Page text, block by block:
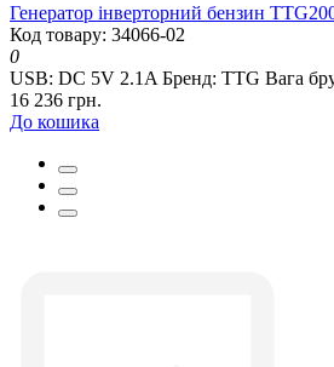
Генератор інверторний бензин
Код товару: 34066-02
0
USB: DC 5V 2.1A Бренд: TTG Вага
16 236 грн.
До кошика